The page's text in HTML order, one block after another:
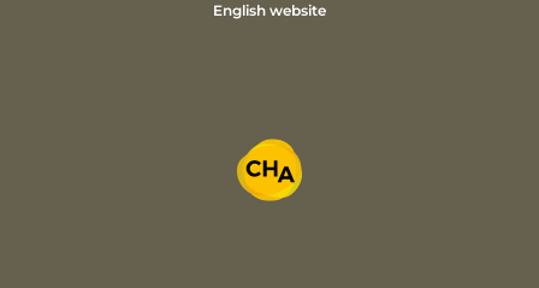
English website